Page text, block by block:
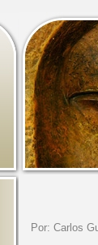
Por: Carlos